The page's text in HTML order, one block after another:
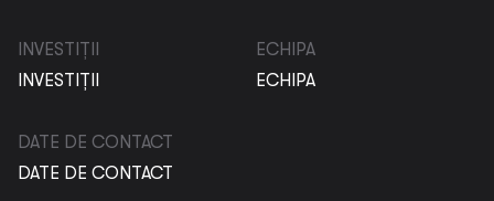
INVESTIȚII
INVESTIȚII
ECHIPA
ECHIPA
DATE DE CONTACT
DATE DE CONTACT